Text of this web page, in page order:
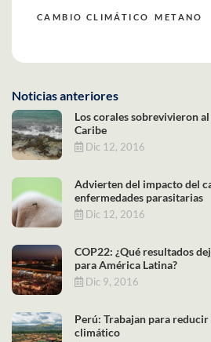
CAMBIO CLIMÁTICO METANO
Noticias anteriores
Los corales sobrevivieron
Caribe
Dic 12, 2016
Advierten del impacto del
enfermedades parasitarias
Dic 12, 2016
COP22: ¿Qué resultados
para América Latina?
Dic 9, 2016
Perú: Trabajan para
climático